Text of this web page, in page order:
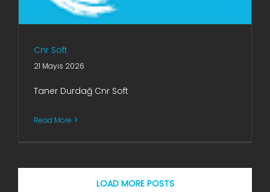
Cnr Soft
21 Mayıs 2026
Taner Durdağ Cnr Soft
Read More
LOAD MORE POSTS